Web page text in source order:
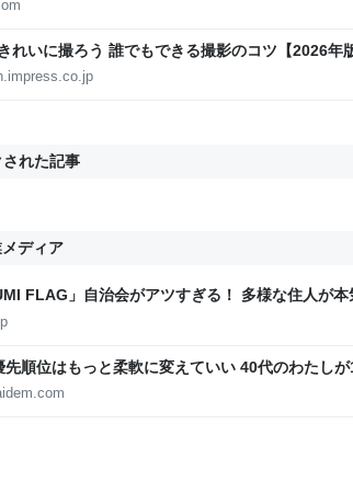
れいに撮ろう 誰でもできる撮影のコツ【2026年版
れた記事
ディア
FLAG」自治会がアツすぎる！ 多様な住人が本
集客や交通改善など“街の価値向上”戦略 東京・
順位はもっと柔軟に変えていい 40代のわたしが
- りっすん by イーアイデム